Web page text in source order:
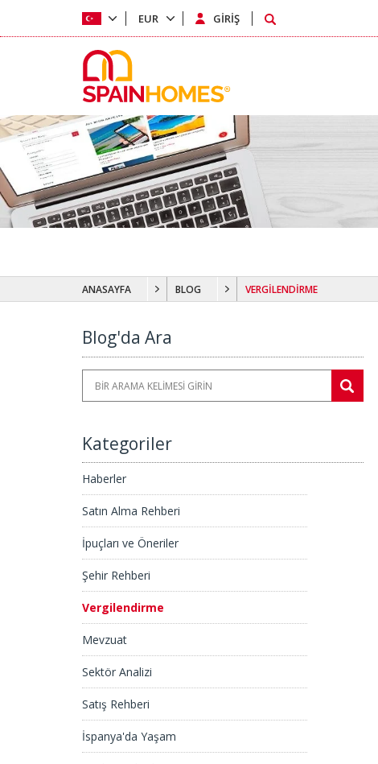
ANASAYFA BLOG VERGİLENDİRME
Blog'da Ara
Kategoriler
Haberler
Satın Alma Rehberi
İpuçları ve Öneriler
Şehir Rehberi
Vergilendirme
Mevzuat
Sektör Analizi
Satış Rehberi
İspanya'da Yaşam
Aldığımda Kendi Ülkemde Vergi Ödeyecek Miyim?
EUR GİRİŞ